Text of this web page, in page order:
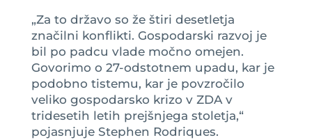
„Za to državo so že štiri desetletja
značilni konflikti. Gospodarski razvoj je
bil po padcu vlade močno omejen.
Govorimo o 27-odstotnem upadu, kar je
podobno tistemu, kar je povzročilo
veliko gospodarsko krizo v ZDA v
tridesetih letih prejšnjega stoletja,“
pojasnjuje Stephen Rodriques.